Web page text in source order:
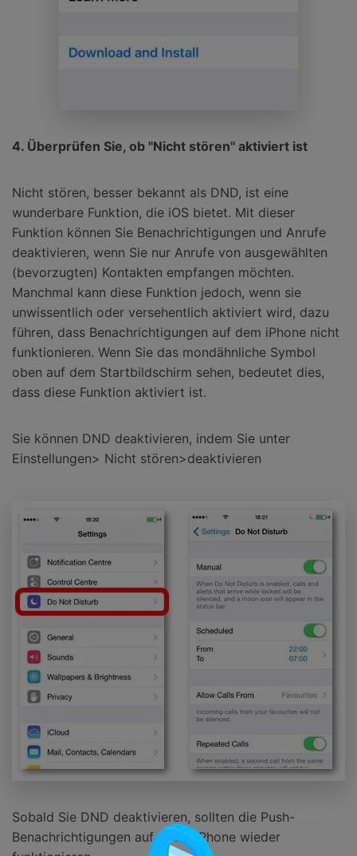
4. Überprüfen Sie, ob "Nicht stören" aktiviert ist
Nicht stören, besser bekannt als DND, ist eine
wunderbare Funktion, die iOS bietet. Mit dieser
Funktion können Sie Benachrichtigungen und Anrufe
deaktivieren, wenn Sie nur Anrufe von ausgewählten
(bevorzugten) Kontakten empfangen möchten.
Manchmal kann diese Funktion jedoch, wenn sie
unwissentlich oder versehentlich aktiviert wird, dazu
führen, dass Benachrichtigungen auf dem iPhone nicht
funktionieren. Wenn Sie das mondähnliche Symbol
oben auf dem Startbildschirm sehen, bedeutet dies,
dass diese Funktion aktiviert ist.
Sie können DND deaktivieren, indem Sie unter
Einstellungen> Nicht stören>deaktivieren
Sobald Sie DND deaktivieren, sollten die Push-
Benachrichtigungen auf Ihrem iPhone wieder